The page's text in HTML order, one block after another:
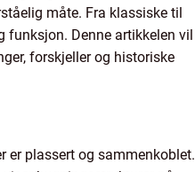
måte. Fra klassiske til
funksjon. Denne artikkelen vil
forskjeller og historiske
er plassert og sammenkoblet.